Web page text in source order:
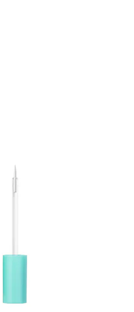
THE BROW SERUM